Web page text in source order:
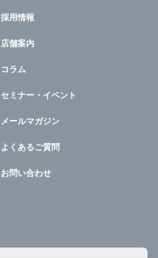
採用情報
店舗案内
コラム
セミナー・イベント
メールマガジン
よくあるご質問
お問い合わせ